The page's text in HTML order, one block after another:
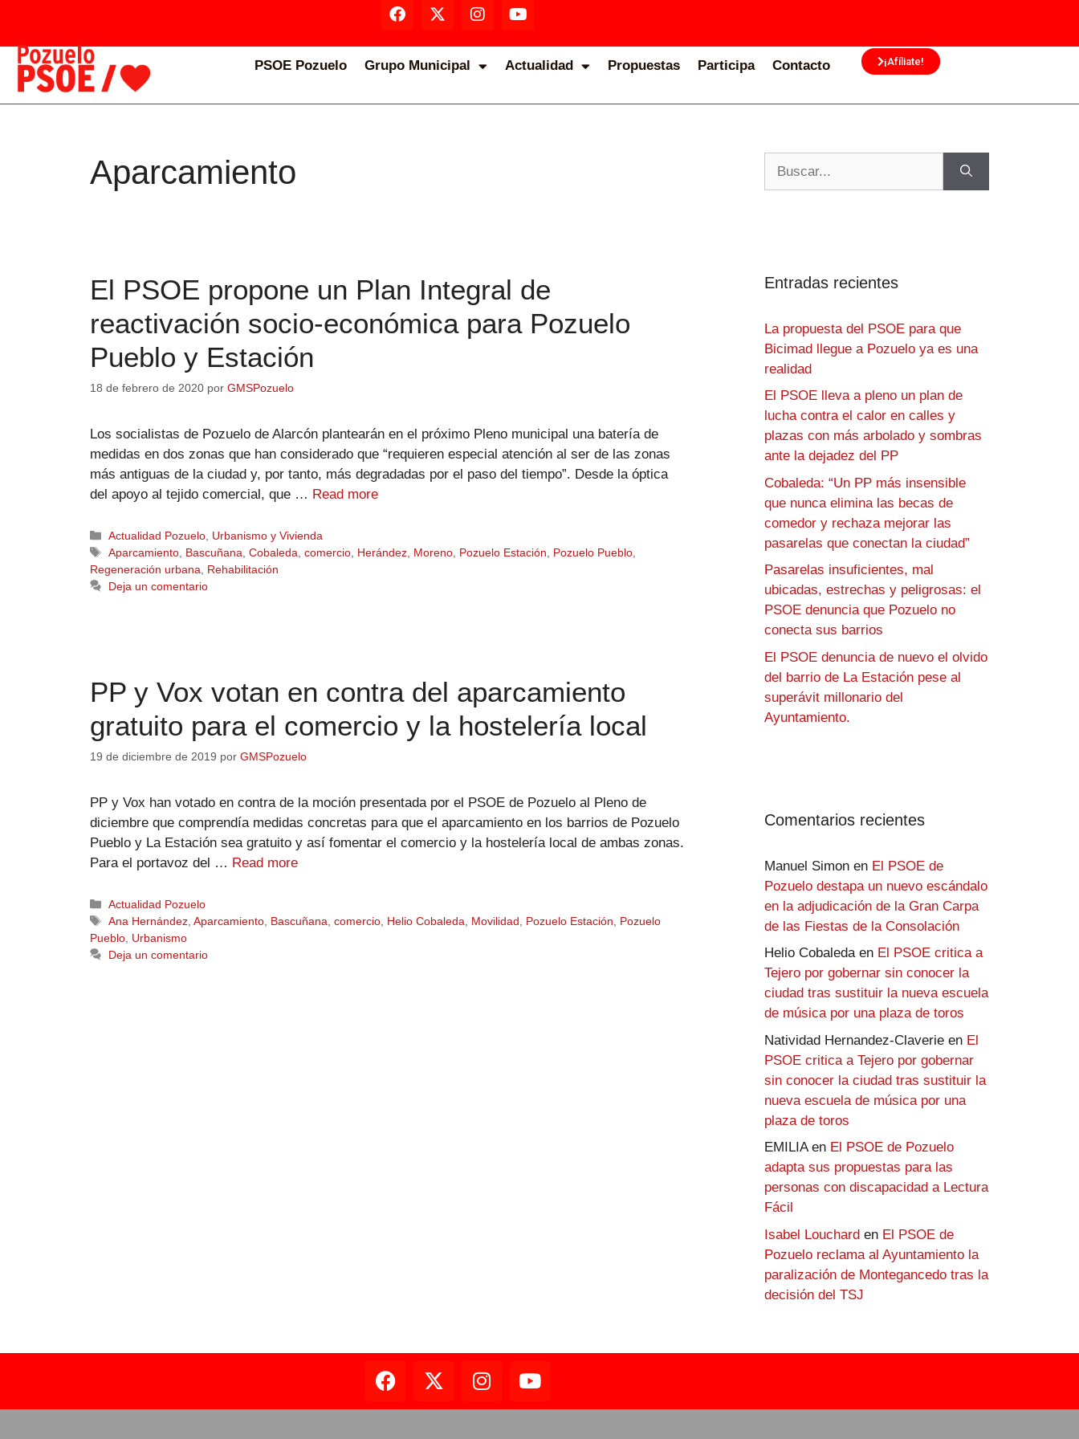
PSOE Pozuelo Grupo Municipal Actualidad Propuestas Participa Contacto ¡Afíliate!
Aparcamiento
El PSOE propone un Plan Integral de
reactivación socio-económica para Pozuelo
Pueblo y Estación
18 de febrero de 2020 por GMSPozuelo
Los socialistas de Pozuelo de Alarcón plantearán en el próximo Pleno municipal una batería de
medidas en dos zonas que han considerado que “requieren especial atención al ser de las zonas
más antiguas de la ciudad y, por tanto, más degradadas por el paso del tiempo”. Desde la óptica
del apoyo al tejido comercial, que … Read more
Actualidad Pozuelo Urbanismo y Vivienda
Aparcamiento Bascuñana ,Cobaleda ,comercio Herández Moreno Pozuelo Estación Pozuelo Pueblo
Regeneración urbana
Rehabilitación
Deja un comentario
PP y Vox votan en contra del aparcamiento
gratuito para el comercio y la hostelería local
19 de diciembre de 2019 por GMSPozuelo
PP y Vox han votado en contra de la moción presentada por el PSOE de Pozuelo al Pleno de
diciembre que comprendía medidas concretas para que el aparcamiento en los barrios de Pozuelo
Pueblo y La Estación sea gratuito y así fomentar el comercio y la hostelería local de ambas zonas.
Para el portavoz del … Read more
Actualidad Pozuelo
Ana Hernández ,Aparcamiento Bascuñana ,comercio Helio Cobaleda Movilidad Pozuelo Estación
Pozuelo
Pueblo Urbanismo
Deja un comentario
Entradas recientes
La propuesta del PSOE para que
Bicimad llegue a Pozuelo ya es una
realidad
El PSOE lleva a pleno un plan de
lucha contra el calor en calles y
plazas con más arbolado y sombras
ante la dejadez del PP
Cobaleda: “Un PP más insensible
que nunca elimina las becas de
comedor y rechaza mejorar las
pasarelas que conectan la ciudad”
Pasarelas insuficientes, mal
ubicadas, estrechas y peligrosas: el
PSOE denuncia que Pozuelo no
conecta sus barrios
El PSOE denuncia de nuevo el olvido
del barrio de La Estación pese al
superávit millonario del
Ayuntamiento.
Comentarios recientes
Manuel Simon en El PSOE de
Pozuelo destapa un nuevo escándalo
en la adjudicación de la Gran Carpa
de las Fiestas de la Consolación
Helio Cobaledaen El PSOE critica a
Tejero por gobernar sin conocer la
ciudad tras sustituir la nueva escuela
de música por una plaza de toros
Natividad Hernandez-Claverie en El
PSOE critica a Tejero por gobernar
sin conocer la ciudad tras sustituir la
nueva escuela de música por una
plaza de toros
EMILIAen El PSOE de Pozuelo
adapta sus propuestas para las
personas con discapacidad a Lectura
Fácil
Isabel Louchard en El PSOE de
Pozuelo reclama al Ayuntamiento la
paralización de Montegancedo tras la
decisión del TSJ